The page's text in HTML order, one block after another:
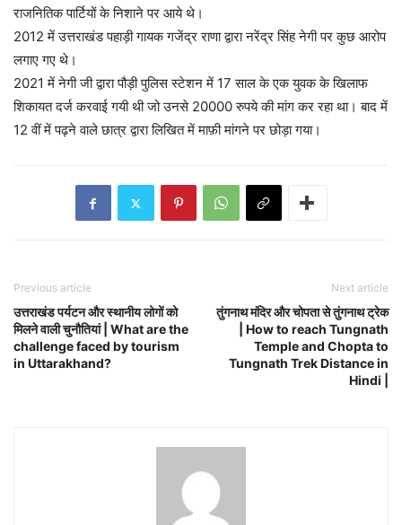
राजनितिक पार्टियों के निशाने पर आये थे।
2012 में उत्तराखंड पहाड़ी गायक गजेंद्र राणा द्वारा नरेंद्र सिंह नेगी पर कुछ आरोप
लगाए गए थे।
2021 में नेगी जी द्वारा पौड़ी पुलिस स्टेशन में 17 साल के एक युवक के खिलाफ
शिकायत दर्ज करवाई गयी थी जो उनसे 20000 रुपये की मांग कर रहा था। बाद में
12 वीं में पढ़ने वाले छात्र द्वारा लिखित में माफ़ी मांगने पर छोड़ा गया।
Previous article
उत्तराखंड पर्यटन और स्थानीय लोगों को
मिलने वाली चुनौतियां | What are the
challenge faced by tourism
in Uttarakhand?
Next article
तुंगनाथ मंदिर और चोपता से तुंगनाथ ट्रेक
| How to reach Tungnath
Temple and Chopta to
Tungnath Trek Distance in
Hindi |